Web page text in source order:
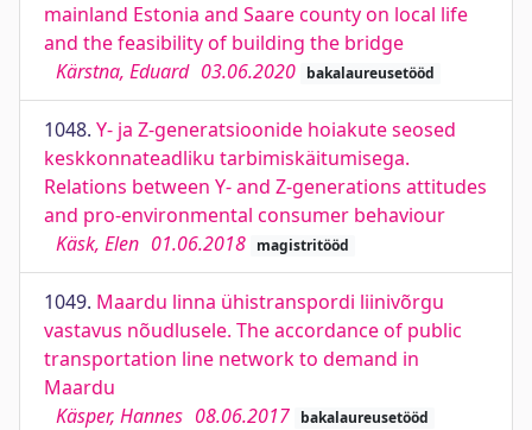
mainland Estonia and Saare county on local life
and the feasibility of building the bridge
Kärstna, Eduard 03.06.2020 bakalaureusetööd
1048. Y- ja Z-generatsioonide hoiakute seosed
keskkonnateadliku tarbimiskäitumisega.
Relations between Y- and Z-generations attitudes
and pro-environmental consumer behaviour
Käsk, Elen 01.06.2018 magistritööd
1049. Maardu linna ühistranspordi liinivõrgu
vastavus nõudlusele. The accordance of public
transportation line network to demand in
Maardu
Käsper, Hannes 08.06.2017 bakalaureusetööd